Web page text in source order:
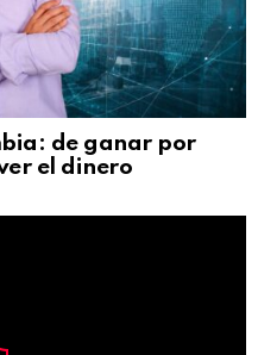
de ganar por
el dinero